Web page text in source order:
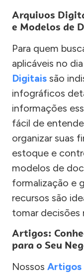
Arquivos
e Modelos de
Para quem
aplicáveis no
Digitais são
infográficos
informações
fácil de
organizar suas
estoque e
modelos de
formalização e
recursos são
tomar decisões
Artigos:
para o Seu
Nossos Artigos